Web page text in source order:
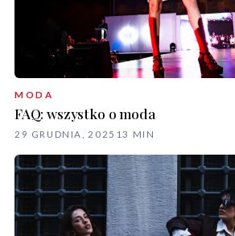
MODA
FAQ: wszystko o moda
29 GRUDNIA, 2025 13 MIN